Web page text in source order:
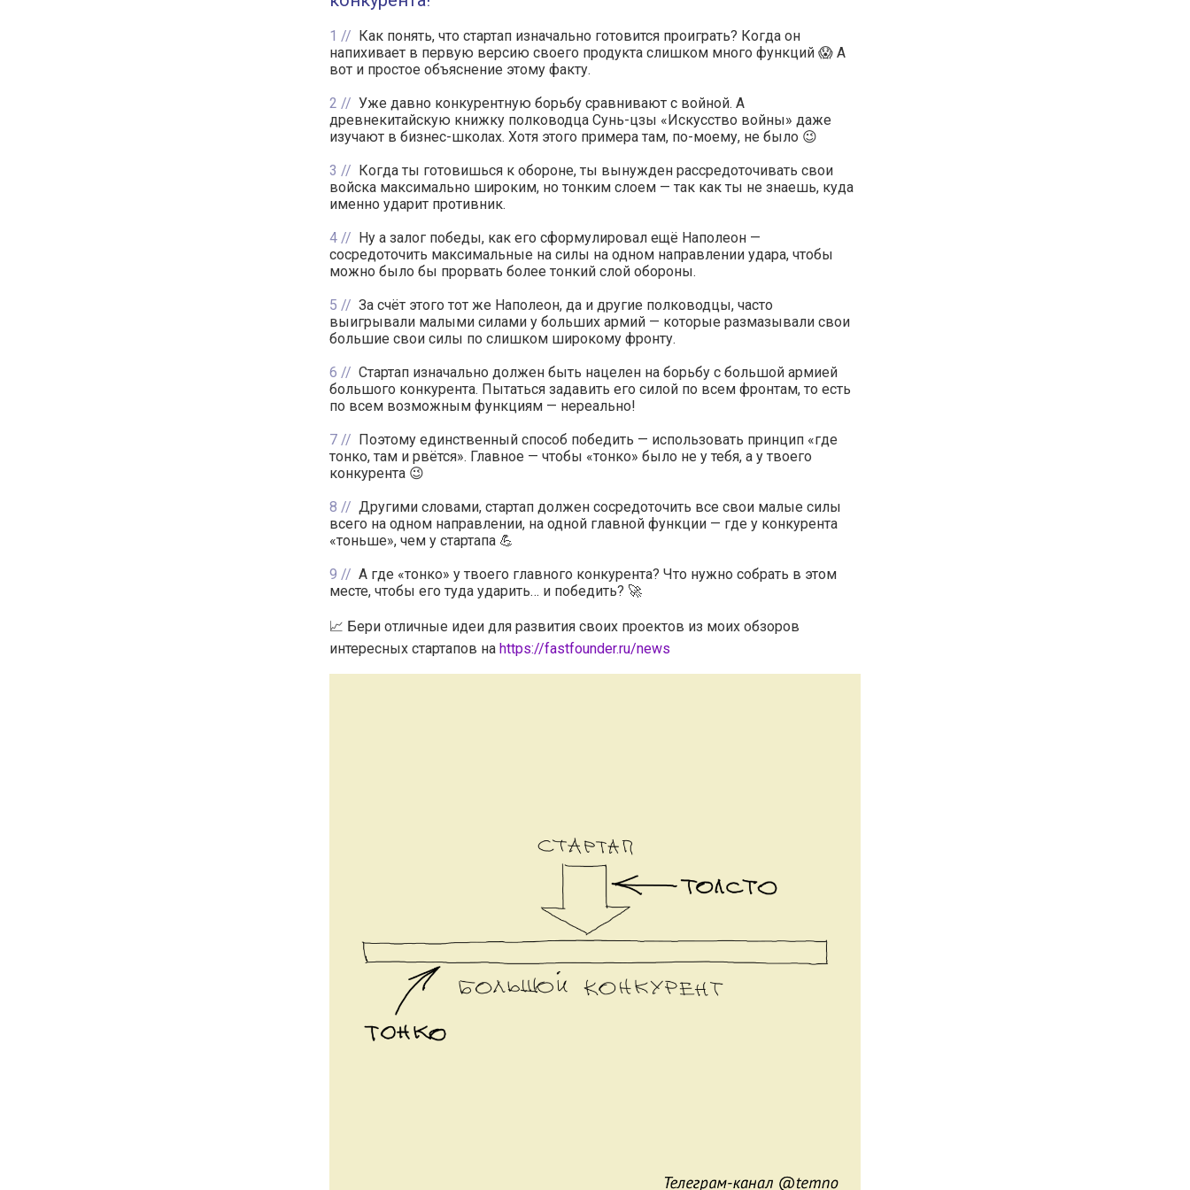
1
Как понять, что стартап изначально готовится проиграть? Когда он
напихивает в первую версию своего продукта слишком много функций 😱 А
вот и простое объяснение этому факту.
2
Уже давно конкурентную борьбу сравнивают с войной. А
древнекитайскую книжку полководца Сунь-цзы «Искусство войны» даже
изучают в бизнес-школах. Хотя этого примера там, по-моему, не было 😉
3
Когда ты готовишься к обороне, ты вынужден рассредоточивать свои
войска максимально широким, но тонким слоем — так как ты не знаешь, куда
именно ударит противник.
4
Ну а залог победы, как его сформулировал ещё Наполеон —
сосредоточить максимальные на силы на одном направлении удара, чтобы
можно было бы прорвать более тонкий слой обороны.
5
За счёт этого тот же Наполеон, да и другие полководцы, часто
выигрывали малыми силами у больших армий — которые размазывали свои
большие свои силы по слишком широкому фронту.
6
Стартап изначально должен быть нацелен на борьбу с большой армией
большого конкурента. Пытаться задавить его силой по всем фронтам, то есть
по всем возможным функциям — нереально!
7
Поэтому единственный способ победить — использовать принцип «где
тонко, там и рвётся». Главное — чтобы «тонко» было не у тебя, а у твоего
конкурента 😉
8
Другими словами, стартап должен сосредоточить все свои малые силы
всего на одном направлении, на одной главной функции — где у конкурента
«тоньше», чем у стартапа 💪
9
А где «тонко» у твоего главного конкурента? Что нужно собрать в этом
месте, чтобы его туда ударить… и победить? 🚀
📈 Бери отличные идеи для развития своих проектов из моих обзоров
интересных стартапов на https://fastfounder.ru/news